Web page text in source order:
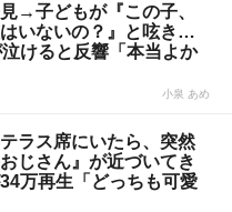
→子どもが『この子、
いないの？』と呟き…
けると反響「本当よか
小泉 あめ
ラス席にいたら、突然
じさん』が近づいてき
万再生「どっちも可愛